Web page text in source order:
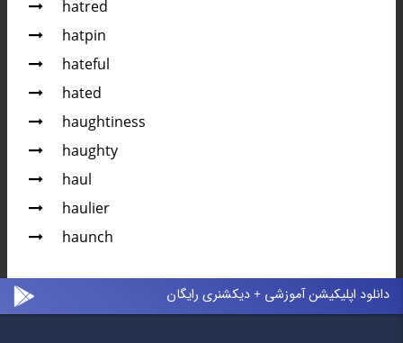
hatred
hatpin
hateful
hated
haughtiness
haughty
haul
haulier
haunch
دانلود اپلیکیشن آموزشی + دیکشنری رایگان